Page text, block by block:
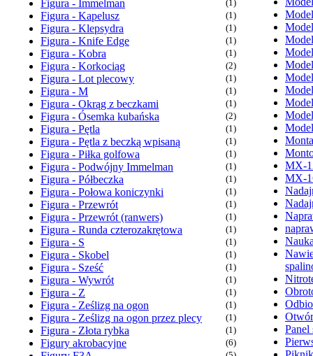
Figura - Immelman (1)
Figura - Kapelusz (1)
Figura - Klepsydra (1)
Figura - Knife Edge (1)
Figura - Kobra (1)
Figura - Korkociąg (2)
Figura - Lot plecowy (1)
Figura - M (1)
Figura - Okrąg z beczkami (1)
Figura - Ósemka kubańska (2)
Figura - Pętla (1)
Figura - Pętla z beczką wpisaną (1)
Figura - Piłka golfowa (1)
Figura - Podwójny Immelman (1)
Figura - Półbeczka (1)
Figura - Połowa koniczynki (1)
Figura - Przewrót (1)
Figura - Przewrót (ranwers) (1)
Figura - Runda czterozakrętowa (1)
Figura - S (1)
Figura - Skobel (1)
Figura - Sześć (1)
Figura - Wywrót (1)
Figura - Z (1)
Figura - Ześlizg na ogon (1)
Figura - Ześlizg na ogon przez plecy (1)
Figura - Złota rybka (1)
Figury akrobacyjne (6)
MX-
MX-
Panel